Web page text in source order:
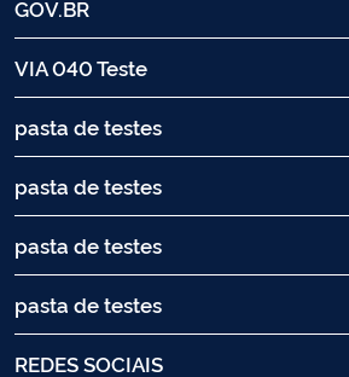
GOV.BR
VIA 040 Teste
pasta de testes
pasta de testes
pasta de testes
pasta de testes
REDES SOCIAIS